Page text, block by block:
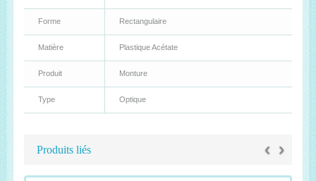
Forme Rectangulaire
Matière Plastique Acétate
Produit Monture
Type Optique
Produits liés ‹ ›